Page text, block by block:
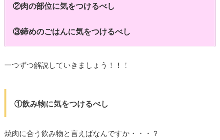
②肉の部位に気をつけるべし
③締めのごはんに気をつけるべし
一つずつ解説していきましょう！！！
①飲み物に気をつけるべし
焼肉に合う飲み物と言えばなんですか・・・？